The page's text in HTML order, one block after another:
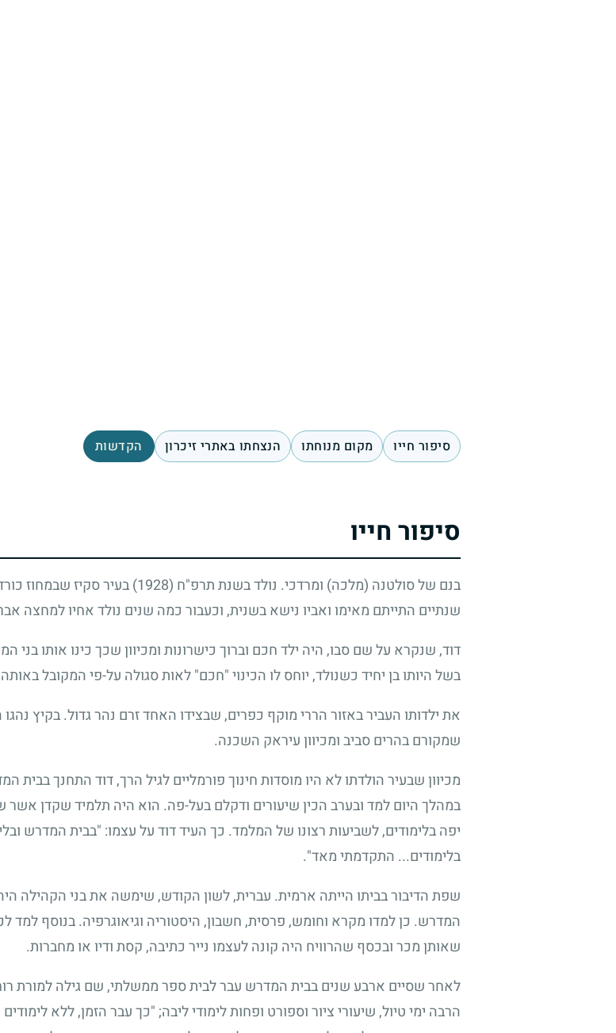
סיפור חייו מקום מנוחתו הנצחתו באתרי זיכרון הקדשות
סיפור חייו
בנם של סולטנה (מלכה) ומרדכי. נולד
שנתיים התייתם מאימו ואביו נישא בשנית, וכעבור כמה שנים נולד אחיו למחצה
דוד, שנקרא על שם סבו, היה ילד חכם וברוך כישרונות ומכיוון שכך כינו אותו
בשל היותו בן יחיד כשנולד, יוחס לו הכינוי "חכם" לאות סגולה על-פי המקובל
את ילדותו העביר באזור הררי מוקף כפרים, שבצידו האחד זרם נהר גדול. בקיץ
שמקורם בהרים סביב ומכיוון עיראק השכנה.
מכיוון שבעיר הולדתו לא היו מוסדות חינוך פורמליים לגיל הרך, דוד התחנך
במהלך היום למד ובערב הכין שיעורים ודקלם בעל-פה. הוא היה תלמיד שקדן אשר
יפה בלימודים, לשביעות רצונו של המלמד. כך העיד דוד על עצמו: "בבית המדרש
בלימודים... התקדמתי מאד".
שפת הדיבור בביתו הייתה ארמית. עברית, לשון הקודש, שימשה את בני הקהילה
המדרש. כן למדו מקרא וחומש, פרסית, חשבון, היסטוריה וגיאוגרפיה. בנוסף למד
שאותן מכר ובכסף שהרוויח היה קונה לעצמו נייר כתיבה, קסת ודיו או מחברות.
לאחר שסיים ארבע שנים בבית המדרש עבר לבית ספר ממשלתי, שם גילה למורת
הרבה ימי טיול, שיעורי ציור וספורט ופחות לימודי ליבה; "כך עבר הזמן, ללא